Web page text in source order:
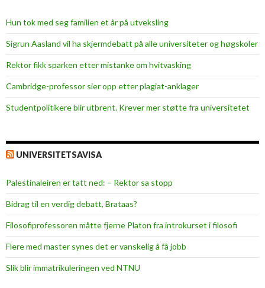
Hun tok med seg familien et år på utveksling
Sigrun Aasland vil ha skjerm­debatt på alle universiteter og høgskoler
Rektor fikk sparken etter mistanke om hvitvasking
Cambridge-professor sier opp etter plagiat-anklager
Studentpolitikere blir utbrent. Krever mer støtte fra universitetet
UNIVERSITETSAVISA
Palestinaleiren er tatt ned: – Rektor sa stopp
Bidrag til en verdig debatt, Brataas?
Filosofiprofessoren måtte fjerne Platon fra introkurset i filosofi
Flere med master synes det er vanskelig å få jobb
Slik blir immatrikuleringen ved NTNU